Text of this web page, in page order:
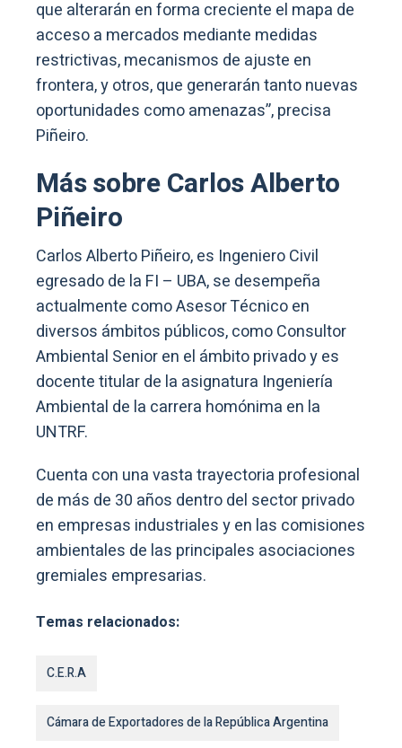
que alterarán en forma creciente el mapa de
acceso a mercados mediante medidas
restrictivas, mecanismos de ajuste en
frontera, y otros, que generarán tanto nuevas
oportunidades como amenazas”, precisa
Piñeiro.
Más sobre Carlos Alberto
Piñeiro
Carlos Alberto Piñeiro, es Ingeniero Civil
egresado de la FI – UBA, se desempeña
actualmente como Asesor Técnico en
diversos ámbitos públicos, como Consultor
Ambiental Senior en el ámbito privado y es
docente titular de la asignatura Ingeniería
Ambiental de la carrera homónima en la
UNTRF.
Cuenta con una vasta trayectoria profesional
de más de 30 años dentro del sector privado
en empresas industriales y en las comisiones
ambientales de las principales asociaciones
gremiales empresarias.
Temas relacionados:
C.E.R.A
Cámara de Exportadores de la República Argentina